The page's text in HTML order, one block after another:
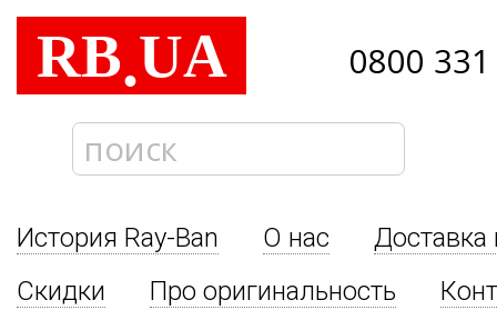
RB.UA 0800
История Ray-Ban О нас
Доставка
Скидки
Про оригинальность